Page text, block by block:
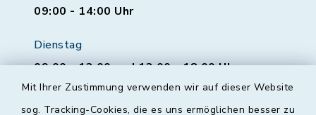
Mit Ihrer Zustimmung verwenden wir auf dieser Website
sog. Tracking-Cookies, die es uns ermöglichen besser zu
09:00 - 14:00 Uhr
Dienstag
09:00 - 12:00 und 13:00 - 18:00 Uhr